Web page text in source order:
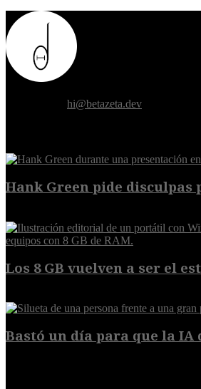
hi@betazeta.dev
Hank Green pide
Los 8 GB vuelven a ser el
Bastó un día para que la IA